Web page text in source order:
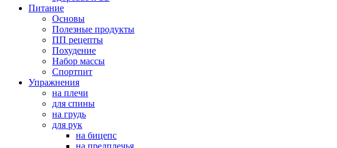
Питание
Основы
Полезные продукты
ПП рецепты
Похудение
Набор массы
Спортпит
Упражнения
на плечи
для спины
на грудь
для рук
на бицепс
на предплечья